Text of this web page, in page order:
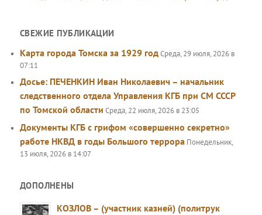
СВЕЖИЕ ПУБЛИКАЦИИ
Карта города Томска за 1929 годСреда, 29 июля, 2026 в
07:11
Досье: ПЕЧЕНКИН Иван Николаевич – начальник
следственного отдела Управления КГБ при СМ СССР
по Томской области Среда, 22 июля, 2026 в 23:05
Документы КГБ с грифом «совершенно секретно»
работе НКВД в годы Большого террора Понедельник,
13 июля, 2026 в 14:07
ДОПОЛНЕНЫ
КОЗЛОВ – (участник казней) (политрук